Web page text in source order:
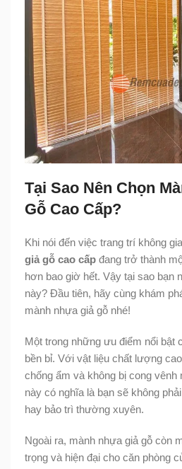
Tại Sao Nên Chọn
Gỗ Cao Cấp?
Khi nói đến việc trang trí không
giả gỗ cao cấp đang trở thành
hơn bao giờ hết. Vậy tại sao bạn
này? Đầu tiên, hãy cùng khám
mành nhựa giả gỗ nhé!
Một trong những ưu điểm nổi bật
bền bỉ. Với vật liệu chất lượng
chống ẩm và không bị cong
này có nghĩa là bạn sẽ không
hay bảo trì thường xuyên.
Ngoài ra, mành nhựa giả gỗ còn
trọng và hiện đại cho căn phòng